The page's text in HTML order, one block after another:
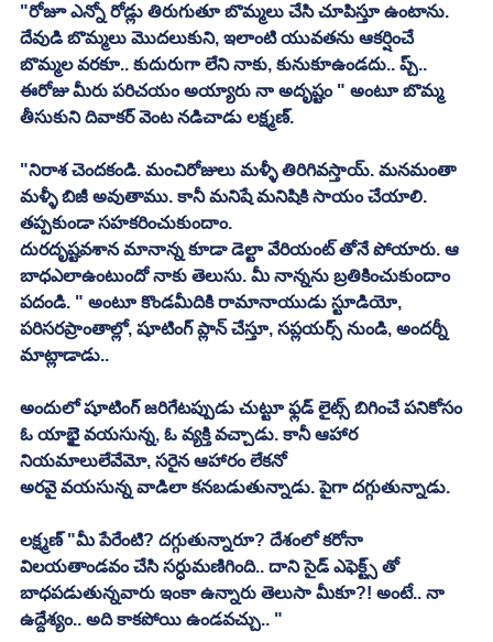
"రోజూ ఎన్నో రోడ్లు తిరుగుతూ బొమ్మలు చేసి చూపిస్తూ ఉంటాను.
దేవుడి బొమ్మలు మెుదలుకుని, ఇలాంటి యువతను ఆకర్షించే
బొమ్మల వరకూ.. కుదురుగా లేని నాకు, కునుకూఉండదు.. ప్చ్..
ఈరోజు మీరు పరిచయం అయ్యారు నా అదృష్టం " అంటూ బొమ్మ
తీసుకుని దివాకర్ వెంట నడిచాడు లక్ష్మణ్.
"నిరాశ చెందకండి. మంచిరోజులు మళ్ళీ తిరిగివస్తాయ్. మనమంతా
మళ్ళీ బిజీ అవుతాము. కానీ మనిషే మనిషికి సాయం చేయాలి.
తప్పకుండా సహకరించుకుందాం.
దురదృష్టవశాన మానాన్న కూడా డెల్టా వేరియంట్ తోనే పోయారు. ఆ
బాధఎలాఉంటుందో నాకు తెలుసు. మీ నాన్నను బ్రతికించుకుందాం
పదండి. " అంటూ కొండమీదికి రామానాయుడు స్టూడియో,
పరిసరప్రాంతాల్లో, షూటింగ్ ప్లాన్ చేస్తూ, సప్లయర్స్ నుండి, అందర్నీ
మాట్లాడాడు..
అందులో షూటింగ్ జరిగేటప్పుడు చుట్టూ ఫ్లడ్ లైట్స్ బిగించే పనికోసం
ఓ యాభైై వయసున్న, ఓ వ్యక్తి వచ్చాడు. కానీ ఆహార
నియమాలులేవేమో, సరైన ఆహారం లేకనో
అరవై వయసున్న వాడిలా కనబడుతున్నాడు. పైగా దగ్గుతున్నాడు.
లక్ష్మణ్ "మీ పేరేంటి? దగ్గుతున్నారూ? దేశంలో కరోనా
విలయతాండవం చేసి సర్ధుమణిగింది.. దాని సైడ్ ఎఫెక్ట్స్ తో
బాధపడుతున్నవారు ఇంకా ఉన్నారు తెలుసా మీకూ?! అంటే.. నా
ఉద్దేశ్యం.. అది కాకపోయి ఉండవచ్చు.. "